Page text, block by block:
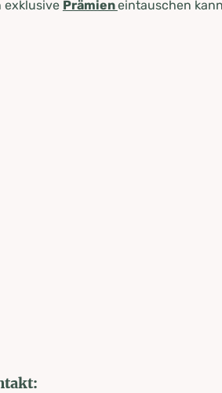
exklusive Prämieneintauschen